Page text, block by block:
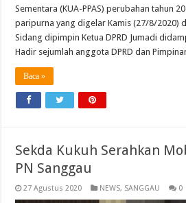
Sementara (KUA-PPAS) perubahan tahun
paripurna yang digelar Kamis (27/8/2020)
Sidang dipimpin Ketua DPRD Jumadi
Hadir sejumlah anggota DPRD dan
Baca »
Sekda Kukuh Serahkan
PN Sanggau
27 Agustus 2020 NEWS, SANGGAU 0